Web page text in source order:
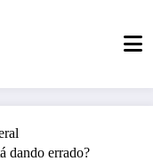
dando errado?